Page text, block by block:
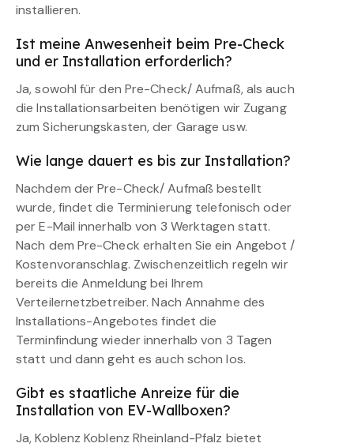
installieren.
Ist meine Anwesenheit beim Pre-Check
und er Installation erforderlich?
Ja, sowohl für den Pre-Check/ Aufmaß, als auch
die Installationsarbeiten benötigen wir Zugang
zum Sicherungskasten, der Garage usw.
Wie lange dauert es bis zur Installation?
Nachdem der Pre-Check/ Aufmaß bestellt
wurde, findet die Terminierung telefonisch oder
per E-Mail innerhalb von 3 Werktagen statt.
Nach dem Pre-Check erhalten Sie ein Angebot /
Kostenvoranschlag. Zwischenzeitlich regeln wir
bereits die Anmeldung bei Ihrem
Verteilernetzbetreiber. Nach Annahme des
Installations-Angebotes findet die
Terminfindung wieder innerhalb von 3 Tagen
statt und dann geht es auch schon los.
Gibt es staatliche Anreize für die
Installation von EV-Wallboxen?
Ja, Koblenz Koblenz Rheinland-Pfalz bietet